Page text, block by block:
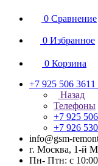
0 Сравнение
0 Избранное
0 Корзина
+7 925 506 3611
Назад
Телефоны
+7 925
+7 926
info@gsm-
г. Москва, 1-й
Пн- Птн: с